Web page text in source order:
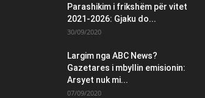
Parashikim i frikshëm për vitet
2021-2026: Gjaku do...
30/09/2020
Largim nga ABC News?
Gazetares i mbyllin emisionin:
Arsyet nuk mi...
07/09/2020